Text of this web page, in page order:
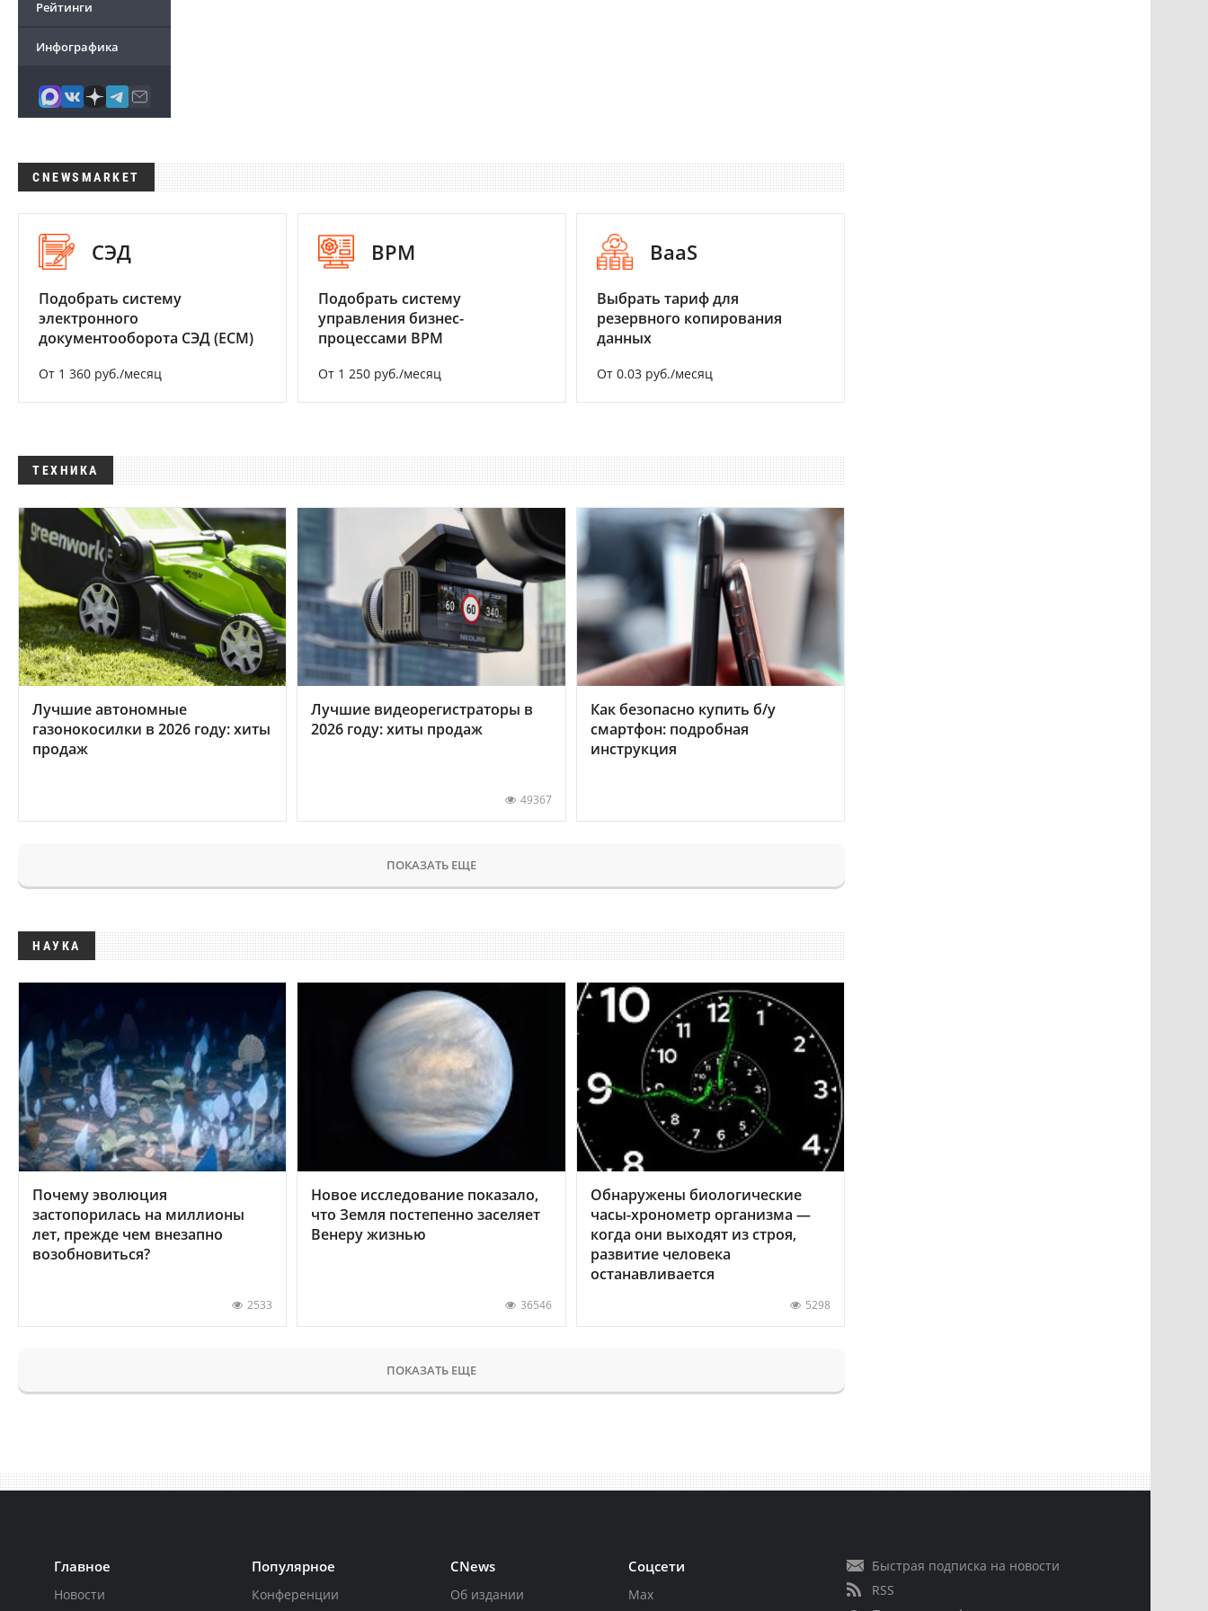
Рейтинги
Инфографика
CNEWSMARKET
СЭД
Подобрать систему
электронного
документооборота СЭД (ECM)
От 1 360 руб./месяц
BPM
Подобрать систему
управления бизнес-
процессами BPM
От 1 250 руб./месяц
BaaS
Выбрать тариф для
резервного копирования
данных
От 0.03 руб./месяц
ТЕХНИКА
Лучшие автономные
газонокосилки в 2026 году: хиты
продаж
Лучшие видеорегистраторы в
2026 году: хиты продаж
49367
Как безопасно купить б/у
смартфон: подробная
инструкция
ПОКАЗАТЬ ЕЩЕ
НАУКА
Почему эволюция
застопорилась на миллионы
лет, прежде чем внезапно
возобновиться?
2533
Новое исследование показало,
что Земля постепенно заселяет
Венеру жизнью
36546
Обнаружены биологические
часы-хронометр организма —
когда они выходят из строя,
развитие человека
останавливается
5298
ПОКАЗАТЬ ЕЩЕ
Главное
Новости
Популярное
Конференции
CNews
Об издании
Соцсети
Max
Быстрая подписка на новости
RSS